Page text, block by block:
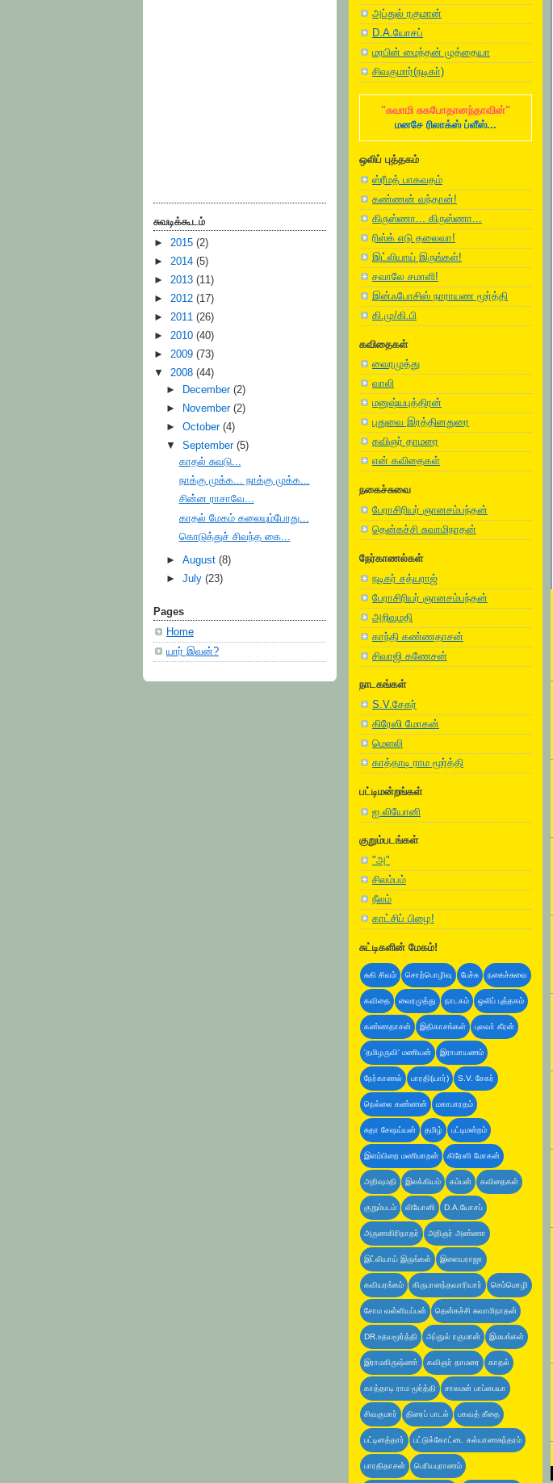
சுவடிக்கூடம்
► 2015 (2)
► 2014 (5)
► 2013 (11)
► 2012 (17)
► 2011 (26)
► 2010 (40)
► 2009 (73)
▼ 2008 (44)
►
December(2)
►
November(2)
►October(4)
▼September(5)
காதல் சுவடு...
நாக்கு முக்க... நாக்கு முக்க...
சின்ன ராசாவே...
காதல் மேகம் கலையும்போது...
கொடுத்துச் சிவந்த கை...
►August(8)
►July(23)
Pages
Home
யார் இவன்?
அப்துல் ரகுமான்
D.A.யோசப்
மரபின் மைந்தன் முத்தையா
சிவகுமார்(நடிகா்)
"சுவாமி சுகபோதானந்தாவின்"
மனசே ரிலாக்ஸ் ப்ளீஸ்...
ஒலிப் புத்தகம்
ஸ்ரீமத் பாகவதம்
கண்ணன் வந்தான்!
கிருஸ்ணா... கிருஸ்ணா...
ரிஸ்க் எடு தலைவா!
இட்லியாய் இருங்கள்!
சவாலே சமாளி!
இன்ஃபோசிஸ் நாராயண மூர்த்தி
கி.மு/கி.பி
கவிதைகள்
வைரமுத்து
வாலி
மனுஷ்யபுத்திரன்
புதுவை இரத்தினதுரை
கவிஞர் தாமரை
என் கவிதைகள்
நகைச்சுவை
பேராசிரியர் ஞானசம்பந்தன்
தென்கச்சி சுவாமிநாதன்
நேர்காணல்கள்
நடிகர் சத்யராஜ்
பேராசிரியர் ஞானசம்பந்தன்
அறிவுமதி
காந்தி கண்ணதாசன்
சிவாஜி கணேசன்
நாடகங்கள்
S.V.சேகர்
கிரேஸி மோகன்
மெளலி
காத்தாடி ராம மூர்த்தி
பட்டிமன்றங்கள்
ஐ.லியோனி
குறும்படங்கள்
"அ"
சிலம்பம்
நீலம்
காட்சிப் பிழை!
சுட்டிகளின் மேகம்!
சுகி சிவம் சொற்பொழிவு பேச்சு நகைச்சுவை
கவிதை வைரமுத்து நாடகம் ஒலிப் புத்தகம்
கண்ணதாசன் இதிகாசங்கள் புலவா் கீரன்
'தமிழருவி' மணியன் இராமாயணம்
நேர்காணல் பாரதி(யார்) S.V. சேகர்
நெல்லை கண்ணன் மகாபாரதம்
சுதா சேஷய்யன் தமிழ் பட்டிமன்றம்
இளம்பிறை மணிமாறன் கிரேஸி மோகன்
அறிவுமதி இலக்கியம் கம்பன் கவிதைகள்
குறும்படம் லியோனி D.A.யோசப்
அருணகிரிநாதர் அறிஞர் அண்ணா
இட்லியாய் இருங்கள் இளையராஜா
கவியரங்கம் கிருபானந்தவாரியார் செம்மொழி
சோம வள்ளியப்பன் தென்கச்சி சுவாமிநாதன்
DR.உதயமூர்த்தி அப்துல் ரகுமான் இமயங்கள்
இராமகிருஷ்ணா் கவிஞர் தாமரை காதல்
காத்தாடி ராம மூர்த்தி சாலமன் பாப்பையா
சிவகுமார் திரைப் பாடல் பகவத் கீதை
பட்டினத்தார் பட்டுக்கோட்டை கல்யாணசுந்தரம்
பாரதிதாசன் பெரியபுராணம்